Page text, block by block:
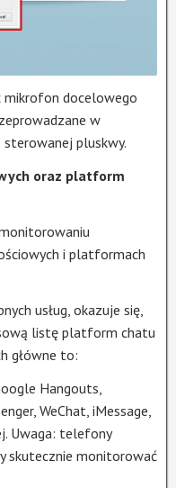
mikrofon docelowego
w
pluskwy.
oraz platform
i platformach
usług, okazuje się,
listę platform chatu
główne to:
Hangouts,
WeChat, iMessage,
Uwaga: telefony
skutecznie monitorować